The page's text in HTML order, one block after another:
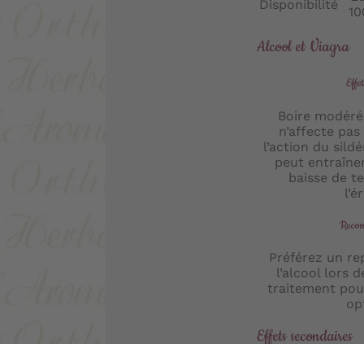
Disponibilité
Alcool et Viagra
Boire
n’affecte
l’action du
peut
baisse de
Préférez un
l’alcool lors
traitement
Effets secondaires